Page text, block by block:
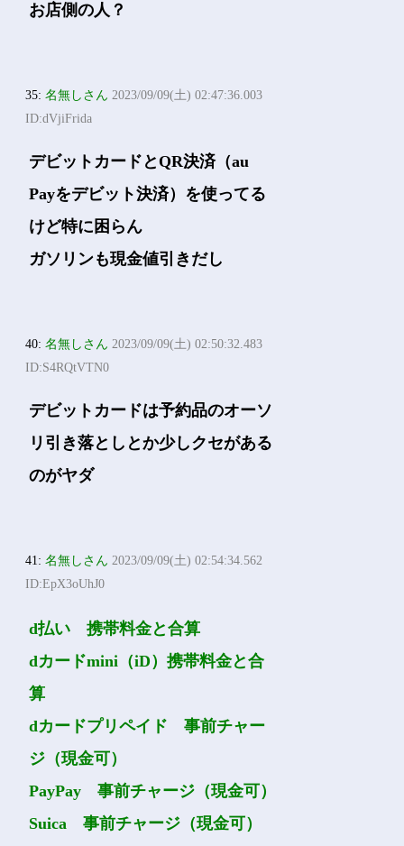
お店側の人？
35:名無しさん 2023/09/09(土) 02:47:36.003
ID:dVjiFrida
デビットカードとQR決済（au
Payをデビット決済）を使ってる
けど特に困らん
ガソリンも現金値引きだし
40:名無しさん 2023/09/09(土) 02:50:32.483
ID:S4RQtVTN0
デビットカードは予約品のオーソ
リ引き落としとか少しクセがある
のがヤダ
41:名無しさん 2023/09/09(土) 02:54:34.562
ID:EpX3oUhJ0
d払い 携帯料金と合算
dカードmini（iD）携帯料金と合
算
dカードプリペイド 事前チャー
ジ（現金可）
PayPay 事前チャージ（現金可）
Suica 事前チャージ（現金可）